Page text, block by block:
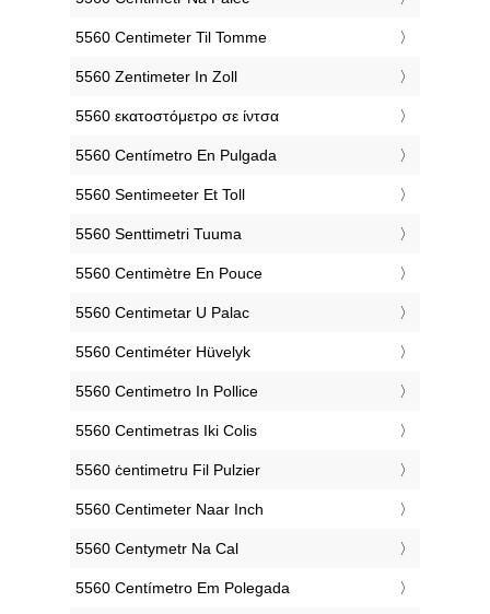
‎5560 Centimeter Til Tomme
‎5560 Zentimeter In Zoll
‎5560 εκατοστόμετρο σε ίντσα
‎5560 Centímetro En Pulgada
‎5560 Sentimeeter Et Toll
‎5560 Senttimetri Tuuma
‎5560 Centimètre En Pouce
‎5560 Centimetar U Palac
‎5560 Centiméter Hüvelyk
‎5560 Centimetro In Pollice
‎5560 Centimetras Iki Colis
‎5560 ċentimetru Fil Pulzier
‎5560 Centimeter Naar Inch
‎5560 Centymetr Na Cal
‎5560 Centímetro Em Polegada